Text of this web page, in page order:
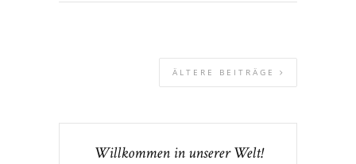
ÄLTERE BEITRÄGE
Willkommen in unserer Welt!